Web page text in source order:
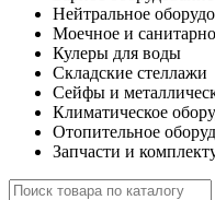
Нейтральное
Моечное и
Кулеры для воды
Складские стеллажи
Сейфы и
Климатическое
Отопительное
Запчасти и